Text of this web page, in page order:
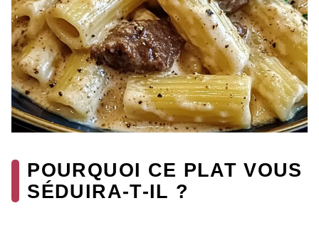
POURQUOI CE PLAT VOUS
SÉDUIRA-T-IL ?